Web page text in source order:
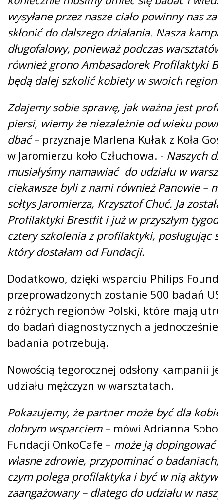
wysyłane przez nasze ciało powinny nas
skłonić do dalszego działania. Nasza
długofalowy, ponieważ podczas
również grono Ambasadorek Profilaktyki
będą dalej szkolić kobiety w swoich
Zdajemy sobie sprawę, jak ważna jest
piersi, wiemy że niezależnie od wieku
dbać– przyznaje Marlena Kułak z Koła
w Jaromierzu koło Człuchowa. - Naszych
musiałyśmy namawiać do udziału w
ciekawsze byli z nami również Panowie –
sołtys Jaromierza, Krzysztof Chuć. Ja
Profilaktyki Brestfit i już w przyszłym
cztery szkolenia z profilaktyki, posługując
który dostałam od Fundacji.
Dodatkowo, dzięki wsparciu Philips
przeprowadzonych zostanie 500 badań
z różnych regionów Polski, które mają
do badań diagnostycznych a
badania potrzebują.
Nowością tegorocznej odsłony kampanii
udziału mężczyzn w warsztatach.
Pokazujemy, że partner może być dla
dobrym wsparciem– mówi Adrianna
Fundacji OnkoCafe – może ją
własne zdrowie, przypominać o
czym polega profilaktyka i być w nią
zaangażowany – dlatego do udziału w